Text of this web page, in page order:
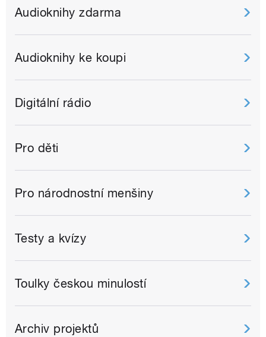
Audioknihy zdarma
Audioknihy ke koupi
Digitální rádio
Pro děti
Pro národnostní menšiny
Testy a kvízy
Toulky českou minulostí
Archiv projektů